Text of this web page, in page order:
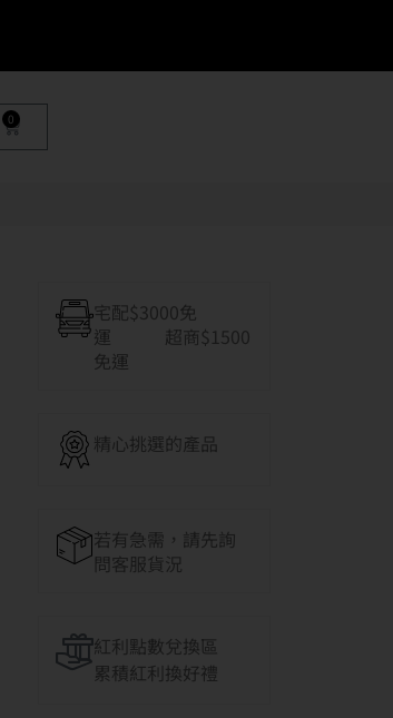
0
宅配$3000免
運 超商$1500
免運
精心挑選的產品
若有急需，請先詢
問客服貨況
紅利點數兌換區
累積紅利換好禮